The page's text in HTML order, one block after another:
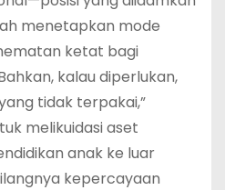
menetapkan mode
ketat bagi
kalau diperlukan,
tidak terpakai,”
melikuidasi aset
anak ke luar
kepercayaan